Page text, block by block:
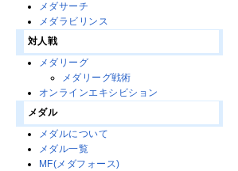
メダサーチ
メダラビリンス
対人戦
メダリーグ
メダリーグ戦術
オンラインエキシビション
メダル
メダルについて
メダル一覧
MF(メダフォース)